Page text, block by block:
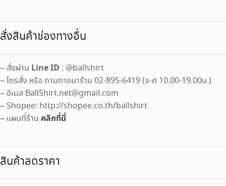
สั่งสินค้าช่องทางอื่น
– สั่งผ่าน Line ID : @ballshirt
– โทรสั่ง หรือ ถามทางมาร้าน 02-895-6419 (จ-ศ 10.00-19.00น.)
– อีเมล BallShirt.net@gmail.com
– Shopee: http://shopee.co.th/ballshirt
– แผนที่ร้าน คลิกที่นี่
สินค้าลดราคา